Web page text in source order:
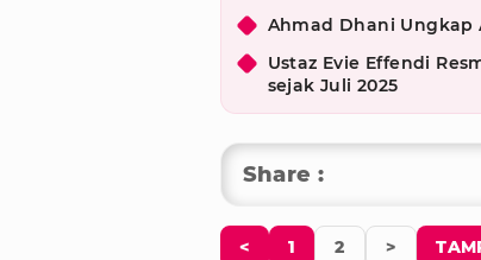
Ahmad Dhani Ungkap
Ustaz Evie Effendi
sejak Juli 2025
Share :
< 1 2 >